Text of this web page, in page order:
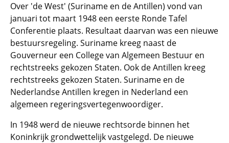
Over 'de West' (Suriname en de Antillen) vond van
januari tot maart 1948 een eerste Ronde Tafel
Conferentie plaats. Resultaat daarvan was een nieuwe
bestuursregeling. Suriname kreeg naast de
Gouverneur een College van Algemeen Bestuur en
rechtstreeks gekozen Staten. Ook de Antillen kreeg
rechtstreeks gekozen Staten. Suriname en de
Nederlandse Antillen kregen in Nederland een
algemeen regeringsvertegenwoordiger.
In 1948 werd de nieuwe rechtsorde binnen het
Koninkrijk grondwettelijk vastgelegd. De nieuwe